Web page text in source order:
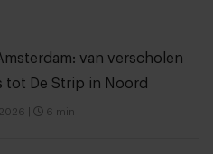
van verscholen
tot De Strip in Noord
6 min